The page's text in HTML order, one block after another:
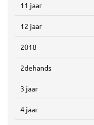
11 jaar
12 jaar
2018
2dehands
3 jaar
4 jaar